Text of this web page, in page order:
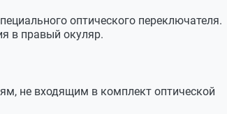
оптического переключателя.
в правый окуляр.
не входящим в комплект оптической